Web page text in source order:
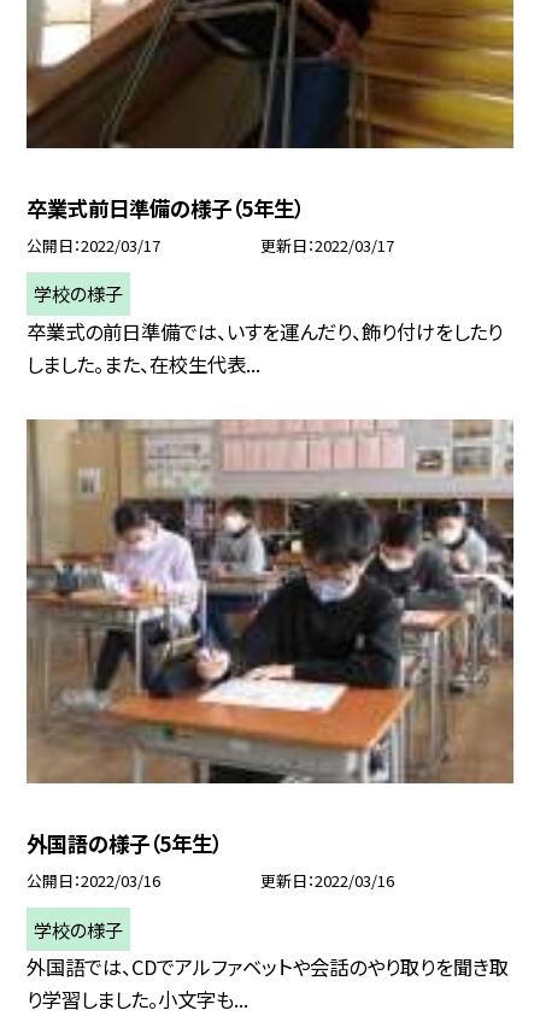
卒業式前日準備の様子（5年生）
公開日 2022/03/17 更新日 2022/03/17
学校の様子
卒業式の前日準備では、いすを運んだり、飾り付けをしたり
しました。また、在校生代表...
外国語の様子（5年生）
公開日 2022/03/16 更新日 2022/03/16
学校の様子
外国語では、CDでアルファベットや会話のやり取りを聞き取
り学習しました。小文字も...